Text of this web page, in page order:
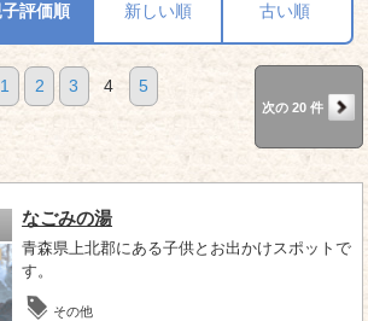
評価順 新しい順 古い順
1 2 3 4 5
次の 20 件
なごみの湯
青森県上北郡にある子供とお出かけスポットで
す。
その他